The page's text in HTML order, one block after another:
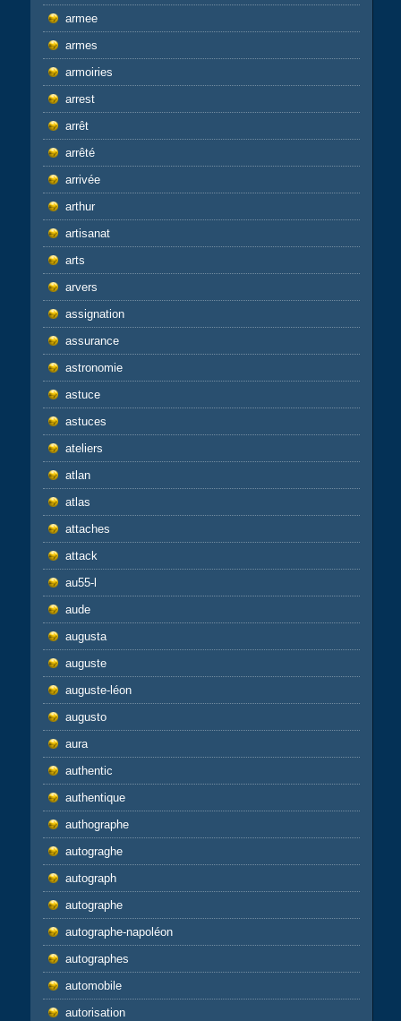
armee
armes
armoiries
arrest
arrêt
arrêté
arrivée
arthur
artisanat
arts
arvers
assignation
assurance
astronomie
astuce
astuces
ateliers
atlan
atlas
attaches
attack
au55-l
aude
augusta
auguste
auguste-léon
augusto
aura
authentic
authentique
authographe
autograghe
autograph
autographe
autographe-napoléon
autographes
automobile
autorisation